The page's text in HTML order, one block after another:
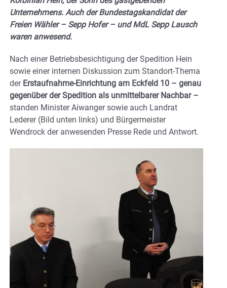
Unternehmens. Auch der Bundestagskandidat der
Freien Wähler – Sepp Hofer – und MdL Sepp Lausch
waren anwesend.
Nach einer Betriebsbesichtigung der Spedition Hein
sowie einer internen Diskussion zum Standort-Thema
der Erstaufnahme-Einrichtung am Eckfeld 10 – genau
gegenüber der Spedition als unmittelbarer Nachbar –
standen Minister Aiwanger sowie auch Landrat
Lederer (Bild unten links) und Bürgermeister
Wendrock der anwesenden Presse Rede und Antwort.